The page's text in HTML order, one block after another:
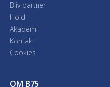
Bliv partner
Hold
Akademi
Kontakt
Cookies
OM B75